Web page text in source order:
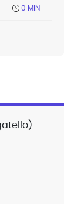
0 MIN